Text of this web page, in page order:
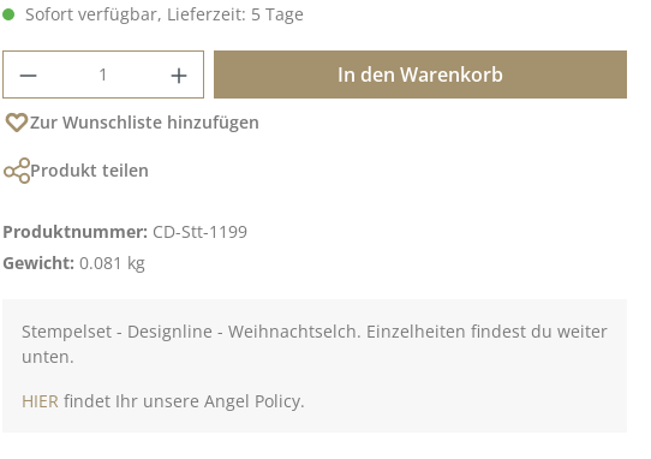
Sofort verfügbar, Lieferzeit: 5 Tage
Produkt Anzahl: Gib den gewünschten Wert
In den Warenkorb
Zur Wunschliste hinzufügen
Produkt teilen
Produktnummer: CD-Stt-1199
Gewicht: 0.081 kg
Stempelset - Designline - Weihnachtselch. Einzelheiten findest du weiter
unten.
HIER findet Ihr unsere Angel Policy.